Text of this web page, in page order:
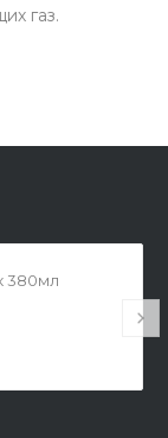
газ.
380мл